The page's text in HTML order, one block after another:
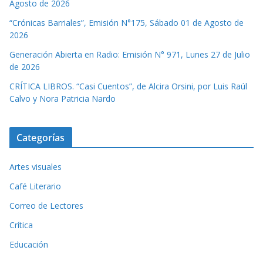
Agosto de 2026
“Crónicas Barriales”, Emisión N°175, Sábado 01 de Agosto de
2026
Generación Abierta en Radio: Emisión N° 971, Lunes 27 de Julio
de 2026
CRÍTICA LIBROS. “Casi Cuentos”, de Alcira Orsini, por Luis Raúl
Calvo y Nora Patricia Nardo
Categorías
Artes visuales
Café Literario
Correo de Lectores
Crítica
Educación